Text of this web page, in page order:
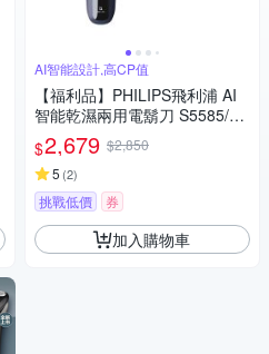
AI智能設計,高CP值
【福利品】PHILIPS飛利浦 AI
智能乾濕兩用電鬍刀 S5585/20
(一年保固)
$2,679 $2,850
5 (2)
挑戰低價 券
加入購物車